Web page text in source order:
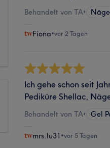
Behandelt von TA•
Fiona•vor 2 Tagen
Ich gehe schon seit
Pediküre Shellac,
Behandelt von TA• Gel
mrs.lu31 •vor 5 Tagen